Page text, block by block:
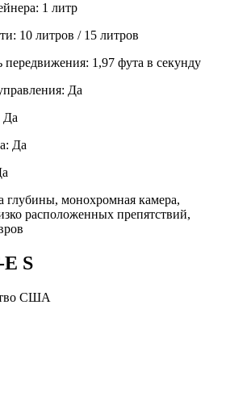
1 литр
10 литров / 15 литров
передвижения: 1,97 фута в секунду
Да
Да
Да
глубины, монохромная камера,
расположенных препятствий,
S
США